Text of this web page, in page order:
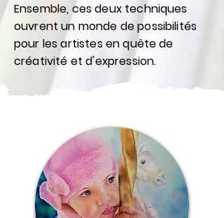
Ensemble, ces deux techniques
ouvrent un monde de possibilités
pour les artistes en quête de
créativité et d'expression.